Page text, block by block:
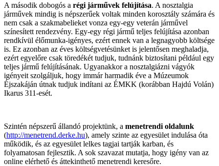
A második dobogós a régi járművek felújítása. A nosztalgia
járművek mindig is népszerűek voltak minden korosztály számára és
nem csak a szakmabelieket vonza egy-egy veterán járművel
színesített rendezvény. Egy-egy régi jármű teljes felújítása azonban
rendkívül élőmunka-igényes, ezért ennek van a legnagyobb költsége
is. Ez azonban az éves költségvetésünket is jelentősen meghaladja,
ezért egyelőre csak töredékét tudjuk, tudnánk biztosítani például egy
teljes jármű felújításának. Ugyanakkor a nosztalgiázni vágyók
igényeit szolgáljuk, hogy immár harmadik éve a Múzeumok
Éjszakáján útnak tudjuk indítani az ÉMKK (korábban Hajdú Volán)
Ikarus 311-esét.
Szintén népszerű állandó projektünk, a menetrendi oldalunk
(http://menetrend.derke.hu), amely szinte az egyesület indulása óta
működik, és az egyesület lelkes tagjai tartják karban, és
folyamatosan fejlesztik. A sok szavazat mutatja, hogy igény van az
online elérhető és áttekinthető menetrendi keresőre.